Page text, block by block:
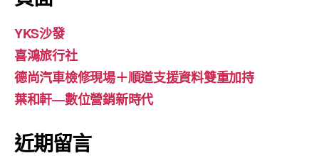
YKS沙發
喜鴻旅行社
德尚汽車檢修現場＋順道支援資料雙重加持
葉和軒—數位營銷新時代
近期留言